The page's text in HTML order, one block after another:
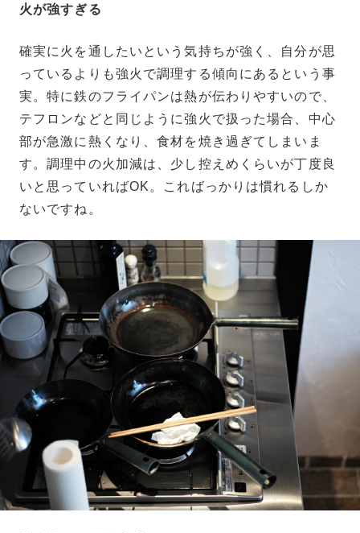
火が強すぎる
確実に火を通したいという気持ちが強く、自分が思
っているよりも強火で調理する傾向にあるという事
実。特に鉄のフライパンは熱が伝わりやすいので、
テフロンなどと同じように強火で扱った場合、中心
部が急激に熱くなり、食材を焼き過ぎてしまいま
す。調理中の火加減は、少し控えめくらいが丁度良
いと思っていればOK。こればっかりは慣れるしか
ないですね。